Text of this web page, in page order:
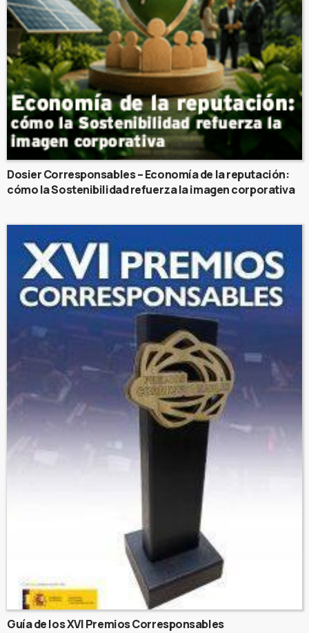
Dosier Corresponsables – Economía de la reputación:
cómo la Sostenibilidad refuerza la imagen corporativa
Guía de los XVI Premios Corresponsables